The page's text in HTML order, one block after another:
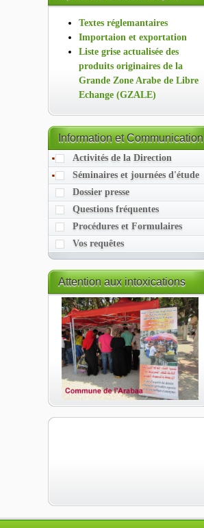
Textes réglemantaires
Importaion et exportation
Liste grise actualisée des
produits originaires de la
Grande Zone Arabe de Libre
Echange (GZALE)
Informationet Communication
Activités de la Direction
Séminaires et journées d'étude
Dossier presse
Questions fréquentes
Procédures et Formulaires
Vos requêtes
Attentionaux intoxications
alimentaires